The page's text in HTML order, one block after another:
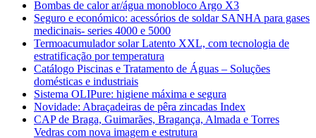
Bombas de calor ar/água monobloco Argo X3
Seguro e económico: acessórios de soldar SANHA para gases
medicinais- series 4000 e 5000
Termoacumulador solar Latento XXL, com tecnologia de
estratificação por temperatura
Catálogo Piscinas e Tratamento de Águas – Soluções
domésticas e industriais
Sistema OLIPure: higiene máxima e segura
Novidade: Abraçadeiras de pêra zincadas Index
CAP de Braga, Guimarães, Bragança, Almada e Torres
Vedras com nova imagem e estrutura